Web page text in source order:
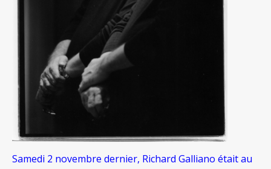
Samedi 2 novembre dernier, Richard Galliano était au